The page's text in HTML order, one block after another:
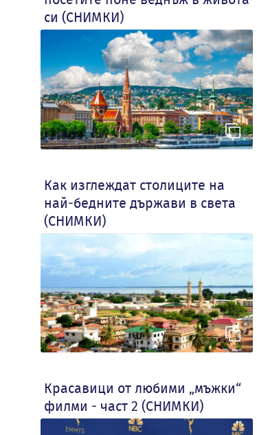
си (СНИМКИ)
Как изглеждат столиците на
най-бедните държави в света
(СНИМКИ)
Красавици от любими „мъжки“
филми - част 2 (СНИМКИ)